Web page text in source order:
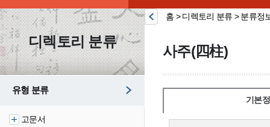
디렉토리 분류
유형 분류
고문서
홈 > 디렉토리 분류 > 분류정
사주(四柱)
기본